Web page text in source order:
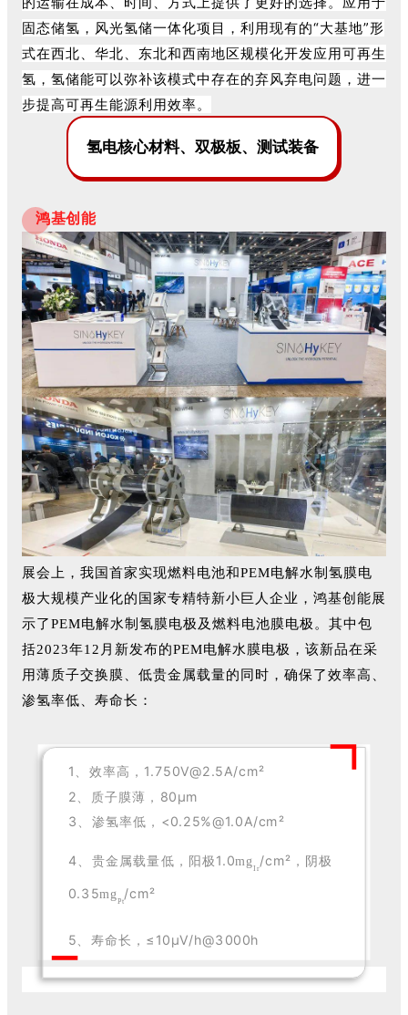
固态储氢，风光氢储一体化项目，利用现有的“大基地”形
式在西北、华北、东北和西南地区规模化开发应用可再生
氢，氢储能可以弥补该模式中存在的弃风弃电问题，进一
步提高可再生能源利用效率。
氢电核心材料、双极板、测试装备
鸿基创能
展会上，我国首家实现燃料电池和PEM电解水制氢膜电
极大规模产业化的国家专精特新小巨人企业，鸿基创能展
示了PEM电解水制氢膜电极及燃料电池膜电极。其中包
括2023年12月新发布的PEM电解水膜电极，该新品在采
用薄质子交换膜、低贵金属载量的同时，确保了效率高、
渗氢率低、寿命长：
1、 效率高，1.750V@2.5A/cm²
2、质子膜薄，80μm
3、渗氢率低，<0.25%@1.0A/cm²
4、贵金属载量低，阳极1.0mg
Ir/cm²，阴极
0.35mg
Pt/cm²
5、寿命长，≤10μV/h@3000h